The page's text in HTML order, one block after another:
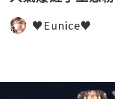
♥Eunice♥